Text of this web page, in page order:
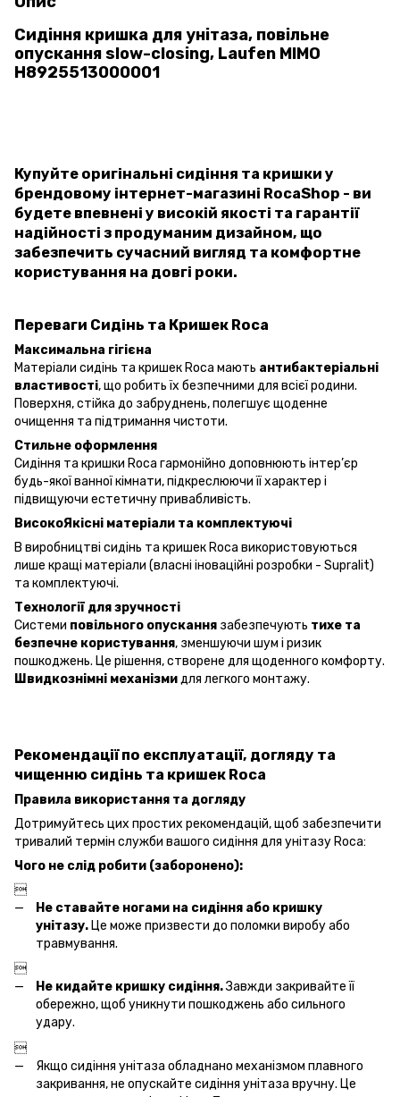
Сидіння кришка для унітаза, повільне
опускання slow-closing, Laufen MIMO
H8925513000001
Купуйте оригінальні сидіння та кришки у
брендовому інтернет-магазині RocaShop - ви
будете впевнені у високій якості та гарантії
надійності з продуманим дизайном, що
забезпечить сучасний вигляд та комфортне
користування на довгі роки.
Переваги Сидінь та Кришек Roca
Максимальна гігієна
Матеріали сидінь та кришек Roca мають антибактеріальні
властивості, що робить їх безпечними для всієї родини.
Поверхня, стійка до забруднень, полегшує щоденне
очищення та підтримання чистоти.
Стильне оформлення
Cидіння та кришки Roca гармонійно доповнюють інтер’єр
будь-якої ванної кімнати, підкреслюючи її характер і
підвищуючи естетичну привабливість.
ВисокоЯкісні матеріали та комплектуючі
В виробництві сидінь та кришек Roca використовуються
лише кращі матеріали (власні іноваційні розробки - Supralit)
та комплектуючі.
Технології для зручності
Системи повільного опускання забезпечують тихе та
безпечне користування, зменшуючи шум і ризик
пошкоджень. Це рішення, створене для щоденного комфорту.
Швидкознімні механізмидля легкого монтажу.
Рекомендації по експлуатації, догляду та
чищенню сидінь та кришек Roca
Правила використання та догляду
Дотримуйтесь цих простих рекомендацій, щоб забезпечити
тривалий термін служби вашого сидіння для унітазу Roca:
Чого не слід робити (заборонено):

Не ставайте ногами на сидіння або кришку
унітазу. Це може призвести до поломки виробу або
травмування.

Не кидайте кришку сидіння.Завжди закривайте її
обережно, щоб уникнути пошкоджень або сильного
удару.

Якщо сидіння унітаза обладнано механізмом плавного
закривання, не опускайте сидіння унітаза вручну. Це